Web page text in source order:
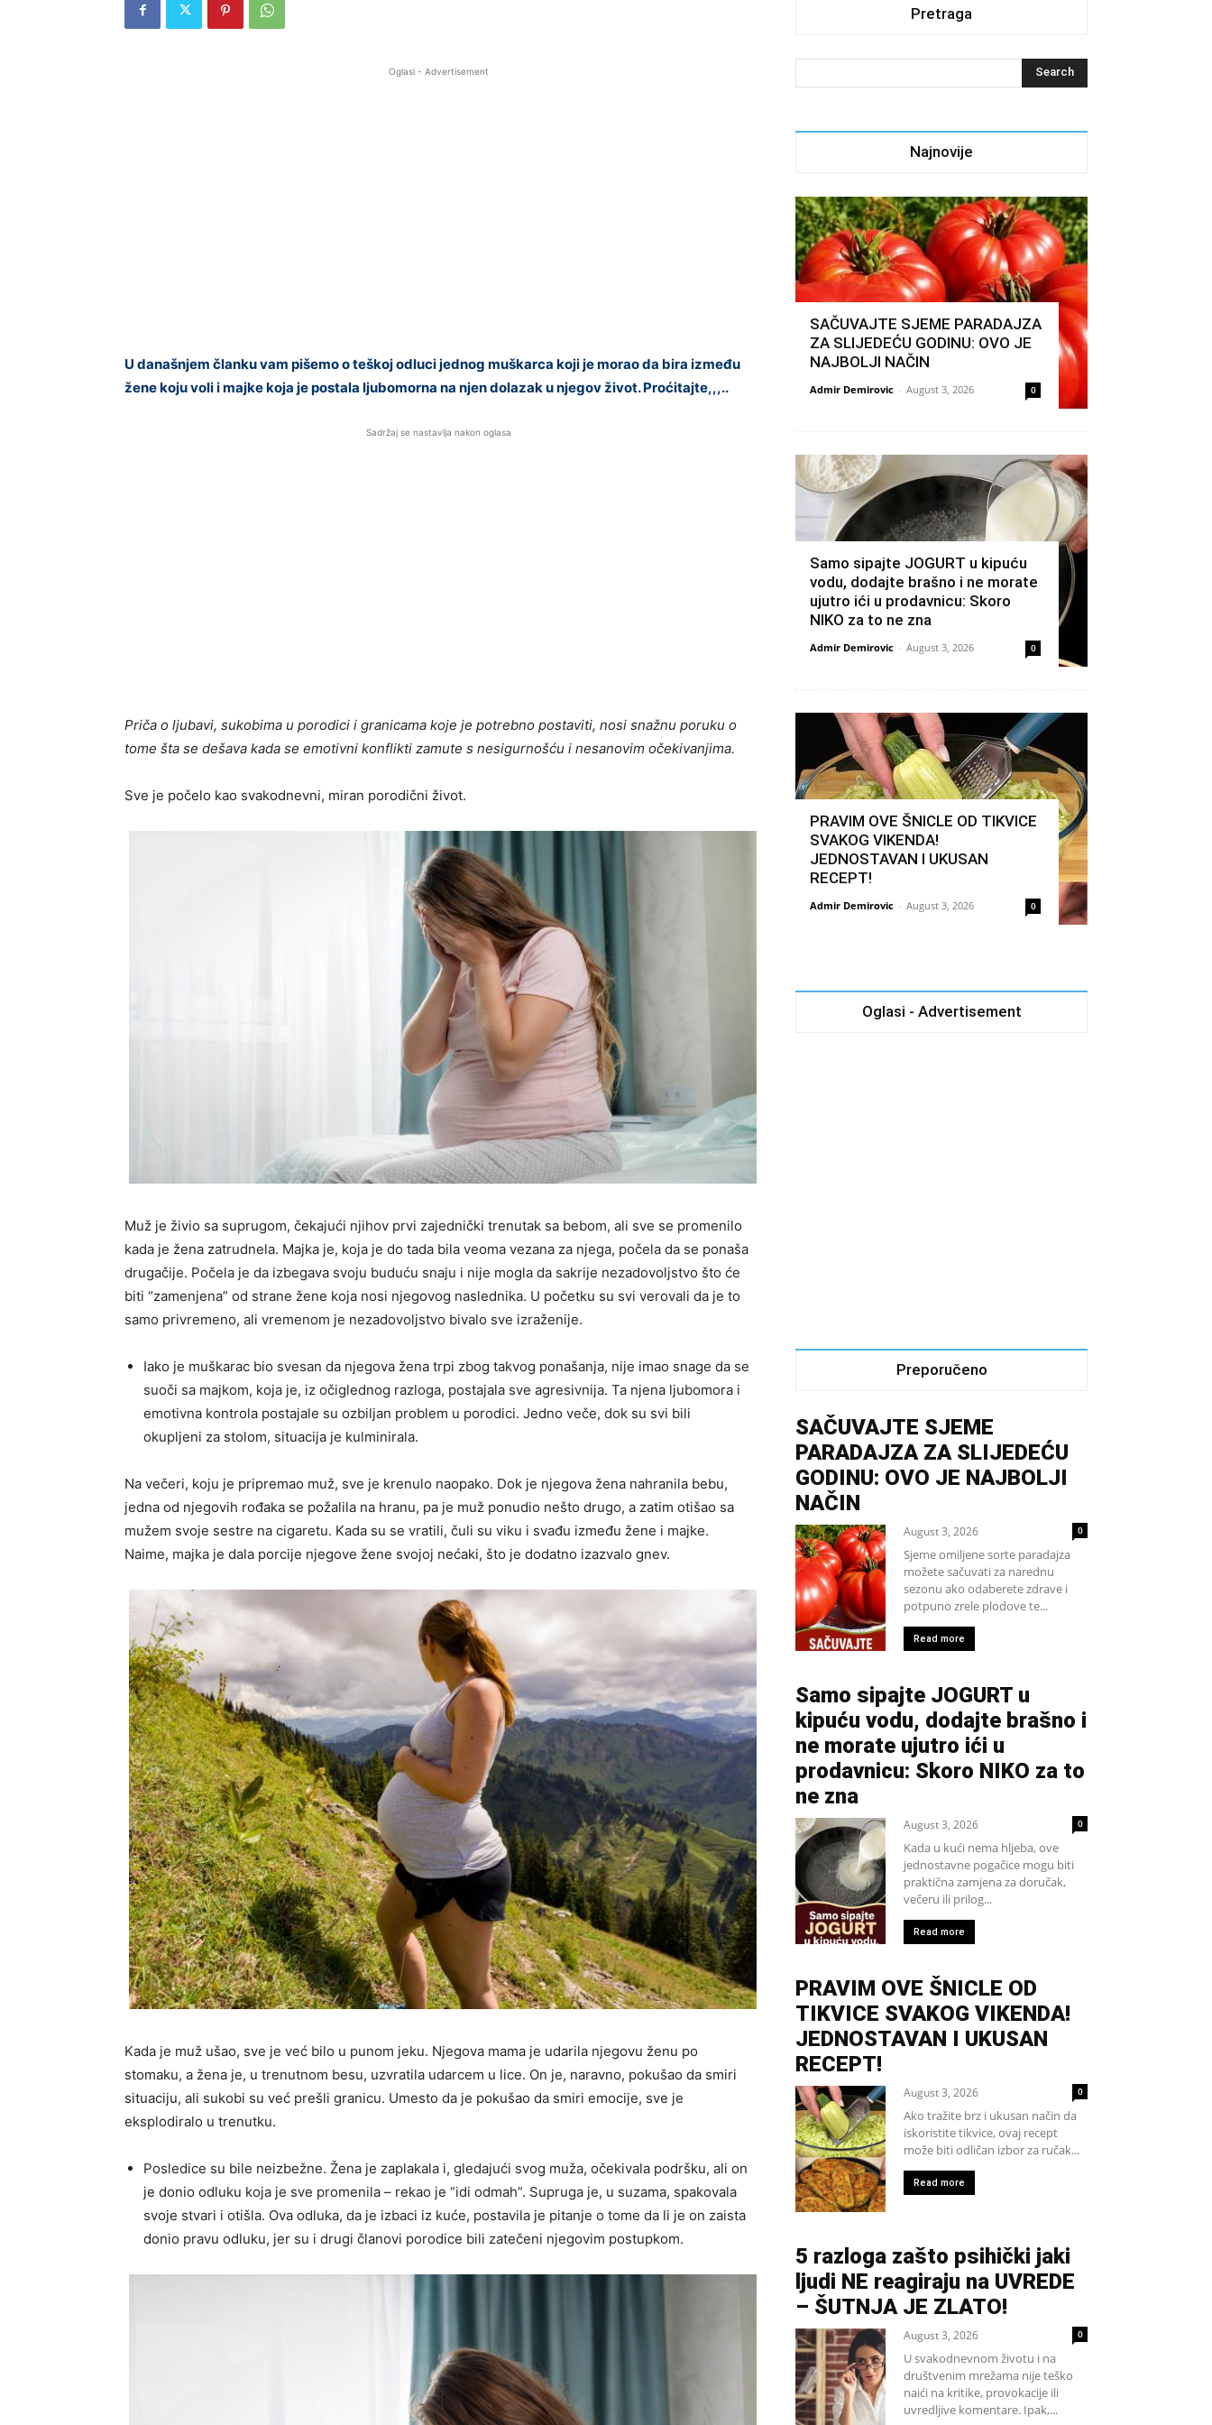
Oglasi - Advertisement
U današnjem članku vam pišemo o teškoj odluci jednog muškarca koji je morao da bira između
žene koju voli i majke koja je postala ljubomorna na njen dolazak u njegov život. Proćitajte,,,..
Sadržaj se nastavlja nakon oglasa
Priča o ljubavi, sukobima u porodici i granicama koje je potrebno postaviti, nosi snažnu poruku o
tome šta se dešava kada se emotivni konflikti zamute s nesigurnošću i nesanovim očekivanjima.
Sve je počelo kao svakodnevni, miran porodični život.
Muž je živio sa suprugom, čekajući njihov prvi zajednički trenutak sa bebom, ali sve se promenilo
kada je žena zatrudnela. Majka je, koja je do tada bila veoma vezana za njega, počela da se ponaša
drugačije. Počela je da izbegava svoju buduću snaju i nije mogla da sakrije nezadovoljstvo što će
biti “zamenjena” od strane žene koja nosi njegovog naslednika. U početku su svi verovali da je to
samo privremeno, ali vremenom je nezadovoljstvo bivalo sve izraženije.
Iako je muškarac bio svesan da njegova žena trpi zbog takvog ponašanja, nije imao snage da se
suoči sa majkom, koja je, iz očiglednog razloga, postajala sve agresivnija. Ta njena ljubomora i
emotivna kontrola postajale su ozbiljan problem u porodici. Jedno veče, dok su svi bili
okupljeni za stolom, situacija je kulminirala.
Na večeri, koju je pripremao muž, sve je krenulo naopako. Dok je njegova žena nahranila bebu,
jedna od njegovih rođaka se požalila na hranu, pa je muž ponudio nešto drugo, a zatim otišao sa
mužem svoje sestre na cigaretu. Kada su se vratili, čuli su viku i svađu između žene i majke.
Naime, majka je dala porcije njegove žene svojoj nećaki, što je dodatno izazvalo gnev.
Kada je muž ušao, sve je već bilo u punom jeku. Njegova mama je udarila njegovu ženu po
stomaku, a žena je, u trenutnom besu, uzvratila udarcem u lice. On je, naravno, pokušao da smiri
situaciju, ali sukobi su već prešli granicu. Umesto da je pokušao da smiri emocije, sve je
eksplodiralo u trenutku.
Posledice su bile neizbežne. Žena je zaplakala i, gledajući svog muža, očekivala podršku, ali on
je donio odluku koja je sve promenila – rekao je “idi odmah”. Supruga je, u suzama, spakovala
svoje stvari i otišla. Ova odluka, da je izbaci iz kuće, postavila je pitanje o tome da li je on zaista
donio pravu odluku, jer su i drugi članovi porodice bili zatečeni njegovim postupkom.
Pretraga
Najnovije
SAČUVAJTE SJEME PARADAJZA
ZA SLIJEDEĆU GODINU: OVO JE
NAJBOLJI NAČIN
Admir Demirovic - August 3, 2026 0
Samo sipajte JOGURT u kipuću
vodu, dodajte brašno i ne morate
ujutro ići u prodavnicu: Skoro
NIKO za to ne zna
Admir Demirovic - August 3, 2026 0
PRAVIM OVE ŠNICLE OD TIKVICE
SVAKOG VIKENDA!
JEDNOSTAVAN I UKUSAN
RECEPT!
Admir Demirovic - August 3, 2026 0
Oglasi - Advertisement
Preporučeno
SAČUVAJTE SJEME
PARADAJZA ZA SLIJEDEĆU
GODINU: OVO JE NAJBOLJI
NAČIN
August 3, 2026 0
Sjeme omiljene sorte paradajza
možete sačuvati za narednu
sezonu ako odaberete zdrave i
potpuno zrele plodove te...
Read more
Samo sipajte JOGURT u
kipuću vodu, dodajte brašno i
ne morate ujutro ići u
prodavnicu: Skoro NIKO za to
ne zna
August 3, 2026 0
Kada u kući nema hljeba, ove
jednostavne pogačice mogu biti
praktična zamjena za doručak,
večeru ili prilog...
Read more
PRAVIM OVE ŠNICLE OD
TIKVICE SVAKOG VIKENDA!
JEDNOSTAVAN I UKUSAN
RECEPT!
August 3, 2026 0
Ako tražite brz i ukusan način da
iskoristite tikvice, ovaj recept
može biti odličan izbor za ručak...
Read more
5 razloga zašto psihički jaki
ljudi NE reagiraju na UVREDE
– ŠUTNJA JE ZLATO!
August 3, 2026 0
U svakodnevnom životu i na
društvenim mrežama nije teško
naići na kritike, provokacije ili
uvredljive komentare. Ipak,...